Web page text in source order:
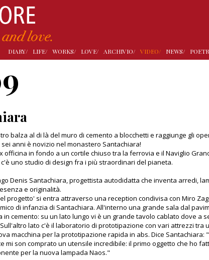
DIARY/ LIFE/ WORKS/ LOVE/ ARCHIVIO/ VIDEO/ NEWS/
balza al di là del muro di cemento a blocchetti e raggiunge gli
anni è novizio nel monastero Santachiara!
officina in fondo a un cortile chiuso tra la ferrovia e il Naviglio
uno studio di design fra i più straordinari del pianeta.
Denis Santachiara, progettista autodidatta che inventa arredi,
e originalità.
progetto' si entra attraverso una reception condivisa con Miro
di infanzia di Santachiara. All'interno una grande sala dal
in cemento: su un lato lungo vi è un grande tavolo cablato dove a
lato c'è il laboratorio di prototipazione con vari attrezzi tra
macchina per la prototipazione rapida in abs. Dice Santachiara:
mi son comprato un utensile incredibile: il primo oggetto che ho
per la nuova lampada Naos."